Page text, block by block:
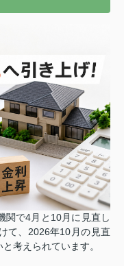
関で4月と10月に見直し
て、2026年10月の見直
考えられています。